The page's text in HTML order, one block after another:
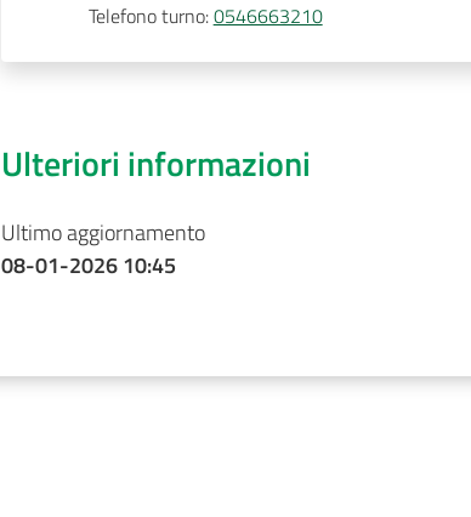
Telefono turno:0546663210
Ulteriori informazioni
Ultimo aggiornamento
08-01-2026 10:45